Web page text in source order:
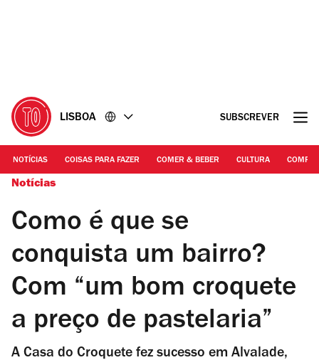
LISBOA SUBSCREVER
NOTÍCIAS COISAS PARA FAZER COMER & BEBER CULTURA
Notícias
Como é que se
conquista um bairro?
Com “um bom croquete
a preço de pastelaria”
A Casa do Croquete fez sucesso em Alvalade,